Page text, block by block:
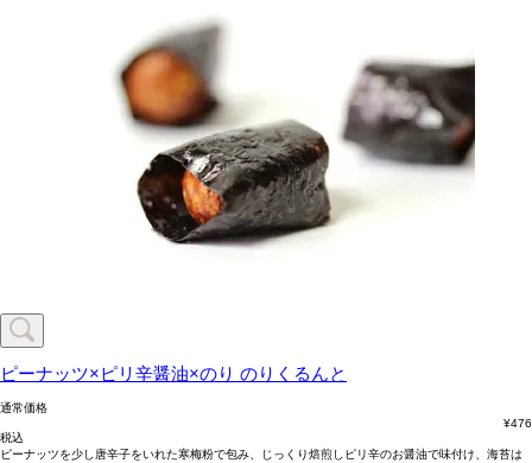
ピーナッツ×ピリ辛醤油×のり のりくるんと
通常価格
¥476
税込
ピーナッツを少し唐辛子をいれた寒梅粉で包み、じっくり焙煎しピリ辛のお醤油で味付け、海苔は